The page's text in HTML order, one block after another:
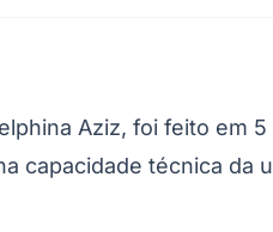
Aziz, foi feito em
capacidade técnica